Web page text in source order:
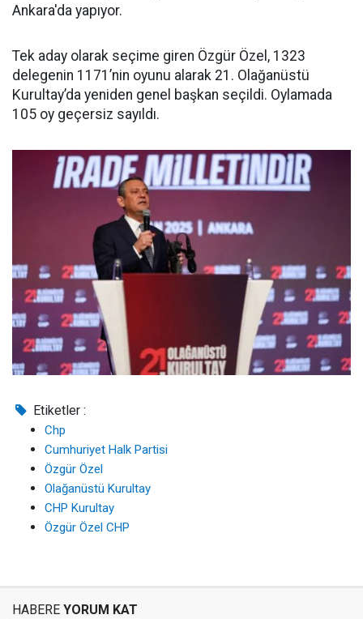
Ankara'da yapıyor.
Tek aday olarak seçime giren Özgür Özel, 1323
delegenin 1171’nin oyunu alarak 21. Olağanüstü
Kurultay’da yeniden genel başkan seçildi. Oylamada
105 oy geçersiz sayıldı.
Etiketler :
Chp
Cumhuriyet Halk Partisi
Özgür Özel
Olağanüstü Kurultay
CHP Kurultay
Özgür Özel CHP
HABERE YORUM KAT